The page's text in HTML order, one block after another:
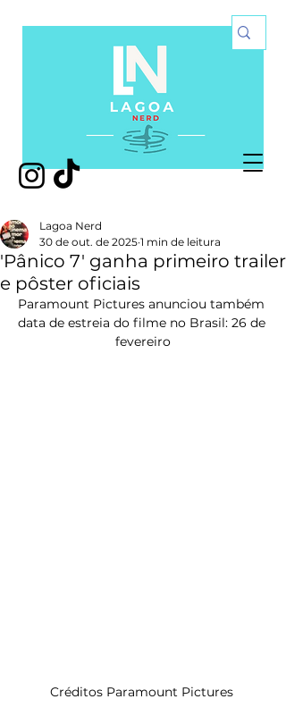
'Pânico 7' ganha primeiro trailer
e pôster oficiais
Lagoa Nerd
30 de out. de 2025 1 min de leitura
Paramount Pictures anunciou também
data de estreia do filme no Brasil: 26 de
fevereiro
Créditos Paramount Pictures